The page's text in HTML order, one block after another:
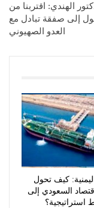
الهندي: اقتربنا من
إلى صفقة تبادل مع
العدو الصهيوني
كيف تحول
السعودي إلى